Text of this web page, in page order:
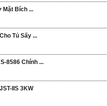
Mặt Bích ...
Tủ Sấy ...
8586 Chính ...
IIS 3KW